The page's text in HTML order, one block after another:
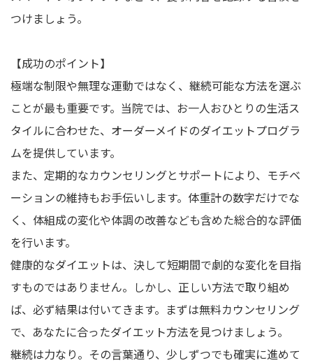
つけましょう。
【成功のポイント】
極端な制限や無理な運動ではなく、継続可能な方法を選ぶ
ことが最も重要です。当院では、お一人おひとりの生活ス
タイルに合わせた、オーダーメイドのダイエットプログラ
ムを提供しています。
また、定期的なカウンセリングとサポートにより、モチベ
ーションの維持もお手伝いします。体重計の数字だけでな
く、体組成の変化や体調の改善なども含めた総合的な評価
を行います。
健康的なダイエットは、決して短期間で劇的な変化を目指
すものではありません。しかし、正しい方法で取り組め
ば、必ず結果は付いてきます。まずは無料カウンセリング
で、あなたに合ったダイエット方法を見つけましょう。
継続は力なり。その言葉通り、少しずつでも確実に進めて